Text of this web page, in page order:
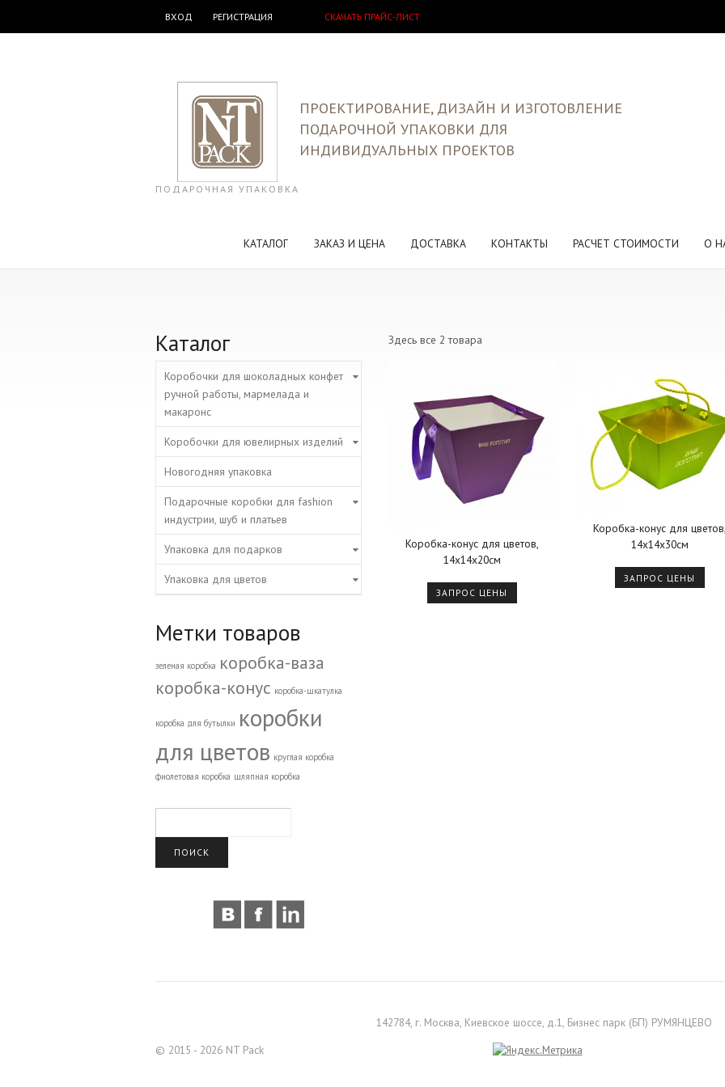
ВХОД РЕГИСТРАЦИЯ СКАЧАТЬ ПРАЙС-ЛИСТ
ПОДАРОЧНАЯ УПАКОВКА
ПРОЕКТИРОВАНИЕ, ДИЗАЙН И ИЗГОТОВЛЕНИЕ
ПОДАРОЧНОЙ УПАКОВКИ ДЛЯ
ИНДИВИДУАЛЬНЫХ ПРОЕКТОВ
КАТАЛОГ ЗАКАЗ И ЦЕНА ДОСТАВКА КОНТАКТЫ РАСЧЕТ СТОИМОСТИ О
Здесь все 2 товара
Коробка-конус для цветов,
14х14х20см
ЗАПРОС ЦЕНЫ
Коробка-конус для
14х14х30см
ЗАПРОС ЦЕНЫ
Каталог
Коробочки для шоколадных конфет
ручной работы, мармелада и
макаронс
Коробочки для ювелирных изделий
Новогодняя упаковка
Подарочные коробки для fashion
индустрии, шуб и платьев
Упаковка для подарков
Упаковка для цветов
Метки товаров
зеленая коробка коробка-ваза
коробка-конус коробка-шкатулка
коробка для бутылки коробки
для цветов круглая коробка
фиолетовая коробка шляпная коробка
142784, г. Москва, Киевское шоссе, д.1, Бизнес парк (БП) РУМЯНЦЕВО
© 2015 - 2026 NT Pack